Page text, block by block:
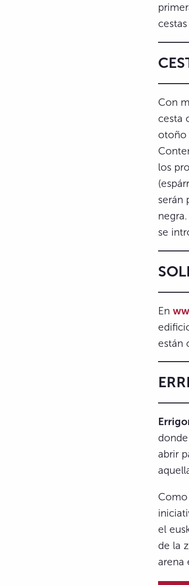
Con
cesta
otoño
los
serán
se
En
están
abrir
Como
el
de la
arena